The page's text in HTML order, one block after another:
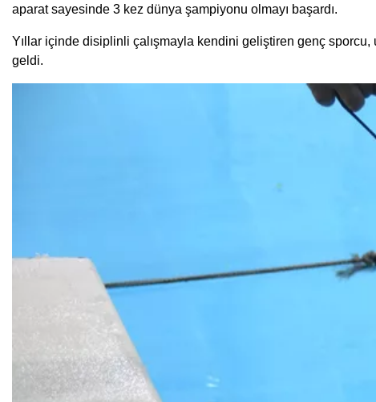
aparat sayesinde 3 kez dünya şampiyonu olmayı başardı.
Yıllar içinde disiplinli çalışmayla kendini geliştiren genç
geldi.